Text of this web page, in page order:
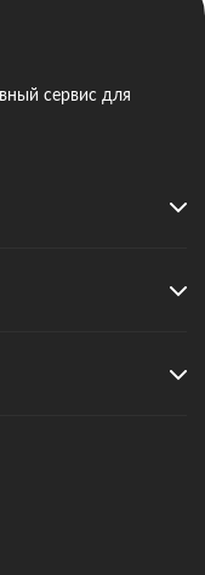
сервис для